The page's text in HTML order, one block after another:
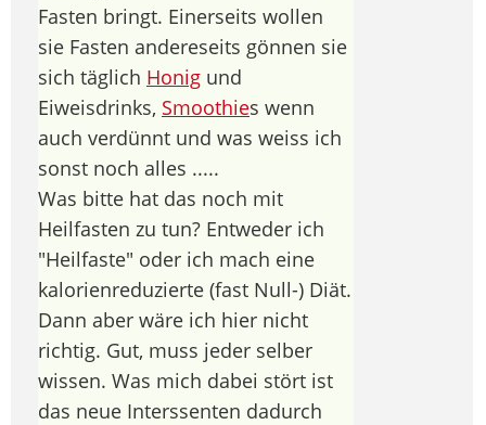
Fasten bringt. Einerseits wollen
sie Fasten andereseits gönnen sie
sich täglich Honig und
Eiweisdrinks, Smoothies wenn
auch verdünnt und was weiss ich
sonst noch alles .....
Was bitte hat das noch mit
Heilfasten zu tun? Entweder ich
"Heilfaste" oder ich mach eine
kalorienreduzierte (fast Null-) Diät.
Dann aber wäre ich hier nicht
richtig. Gut, muss jeder selber
wissen. Was mich dabei stört ist
das neue Interssenten dadurch